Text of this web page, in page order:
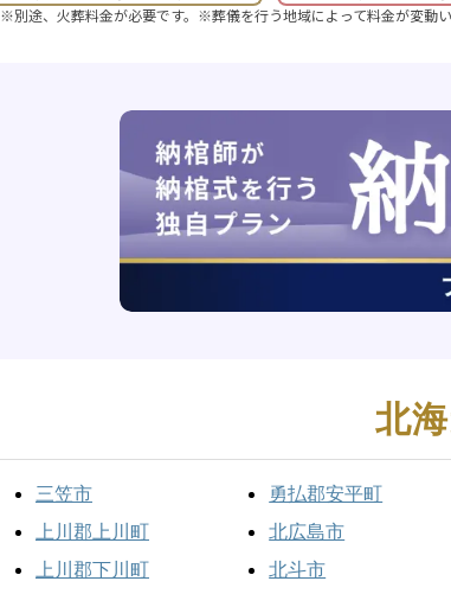
※別途、火葬料金が必要です。※葬儀を行う地域によって料金が変動
北
三笠市
上川郡上川町
上川郡下川町
勇払郡安平町
北広島市
北斗市